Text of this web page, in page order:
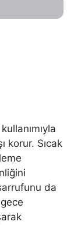
korur. Sıcak
da